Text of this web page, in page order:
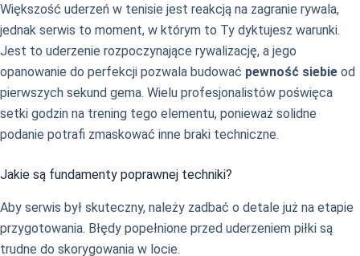
Większość uderzeń w tenisie jest reakcją na zagranie rywala,
jednak serwis to moment, w którym to Ty dyktujesz warunki.
Jest to uderzenie rozpoczynające rywalizację, a jego
opanowanie do perfekcji pozwala budować pewność siebie od
pierwszych sekund gema. Wielu profesjonalistów poświęca
setki godzin na trening tego elementu, ponieważ solidne
podanie potrafi zmaskować inne braki techniczne.
Jakie są fundamenty poprawnej techniki?
Aby serwis był skuteczny, należy zadbać o detale już na etapie
przygotowania. Błędy popełnione przed uderzeniem piłki są
trudne do skorygowania w locie.